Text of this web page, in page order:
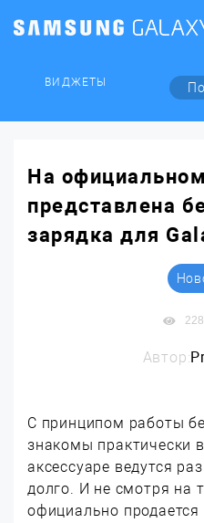
ВИДЖЕТЫ
На
представлена
зарядка для
Автор:
С принципом работы
знакомы практически
аксессуаре ведутся
долго. И не смотря на
официально